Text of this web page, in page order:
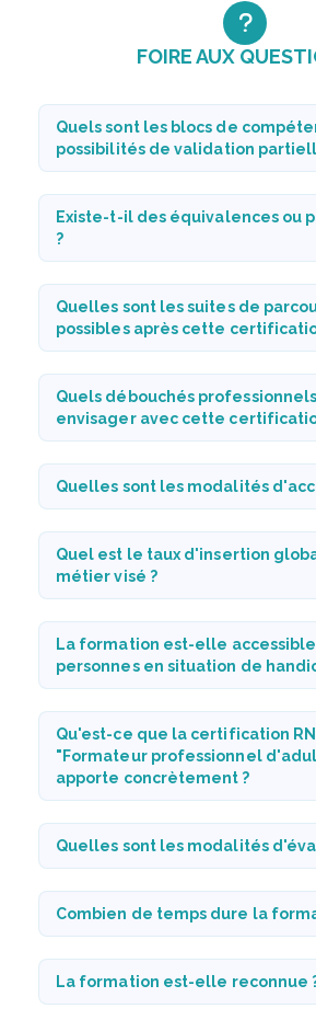
FOIRE AUX
Quels sont les blocs de
possibilités de validation
Existe-t-il des équivalences ou
?
Quelles sont les suites de
possibles après cette
Quels débouchés
envisager avec cette
Quelles sont les modalités
Quel est le taux d'insertion
métier visé ?
La formation est-elle accessible
personnes en situation de
Qu'est-ce que la certification
"Formateur professionnel
apporte concrètement ?
Quelles sont les modalités
Combien de temps dure la
La formation est-elle reconnue